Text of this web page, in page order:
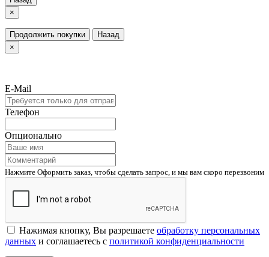
×
Продолжить покупки
Назад
×
E-Mail
Телефон
Опционально
Нажмите Оформить заказ, чтобы сделать запрос, и мы вам скоро перезвоним
Нажимая кнопку, Вы разрешаете обработку персональных
данных и соглашаетесь с политикой конфиденциальности